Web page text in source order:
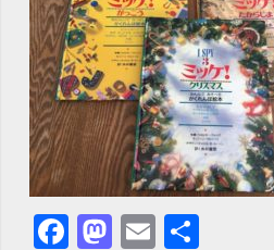
Facebook
Mastodon
Email